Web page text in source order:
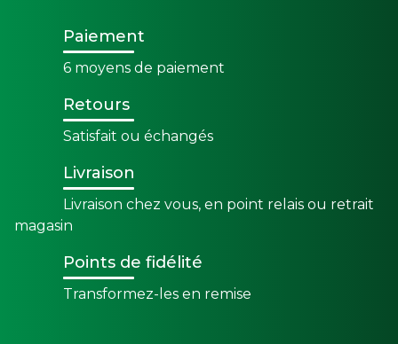
Paiement
6 moyens de paiement
Retours
Satisfait ou échangés
Livraison
Livraison chez vous, en point relais ou retrait
magasin
Points de fidélité
Transformez-les en remise